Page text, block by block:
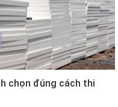
chọn đúng cách thi